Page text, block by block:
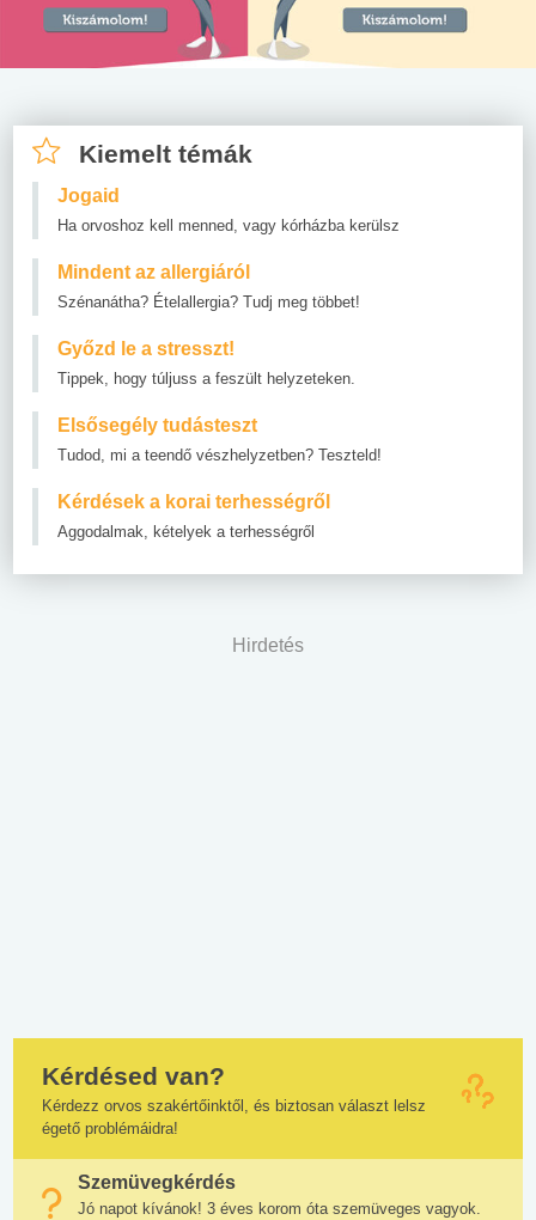
Kiemelt témák
Jogaid
Ha orvoshoz kell menned, vagy kórházba kerülsz
Mindent az allergiáról
Szénanátha? Ételallergia? Tudj meg többet!
Győzd le a stresszt!
Tippek, hogy túljuss a feszült helyzeteken.
Elsősegély tudásteszt
Tudod, mi a teendő vészhelyzetben? Teszteld!
Kérdések a korai terhességről
Aggodalmak, kételyek a terhességről
Hirdetés
Kérdésed van?
Kérdezz orvos szakértőinktől, és biztosan választ lelsz
égető problémáidra!
Szemüvegkérdés
Jó napot kívánok! 3 éves korom óta szemüveges vagyok.